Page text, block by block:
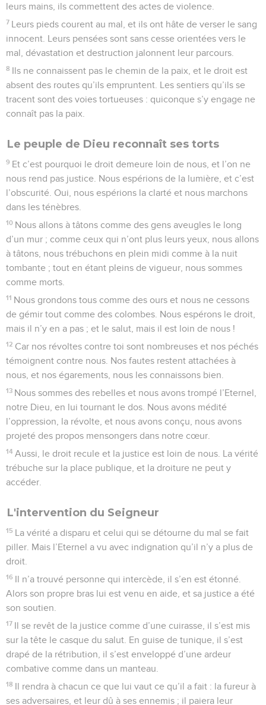
leurs mains, ils commettent des actes de violence.
7 Leurs pieds courent au mal, et ils ont hâte de verser le sang
innocent. Leurs pensées sont sans cesse orientées vers le
mal, dévastation et destruction jalonnent leur parcours.
8 Ils ne connaissent pas le chemin de la paix, et le droit est
absent des routes qu’ils empruntent. Les sentiers qu’ils se
tracent sont des voies tortueuses : quiconque s’y engage ne
connaît pas la paix.
Le peuple de Dieu reconnaît ses torts
9 Et c’est pourquoi le droit demeure loin de nous, et l’on ne
nous rend pas justice. Nous espérions de la lumière, et c’est
l’obscurité. Oui, nous espérions la clarté et nous marchons
dans les ténèbres.
10 Nous allons à tâtons comme des gens aveugles le long
d’un mur ; comme ceux qui n’ont plus leurs yeux, nous allons
à tâtons, nous trébuchons en plein midi comme à la nuit
tombante ; tout en étant pleins de vigueur, nous sommes
comme morts.
11 Nous grondons tous comme des ours et nous ne cessons
de gémir tout comme des colombes. Nous espérons le droit,
mais il n’y en a pas ; et le salut, mais il est loin de nous !
12 Car nos révoltes contre toi sont nombreuses et nos péchés
témoignent contre nous. Nos fautes restent attachées à
nous, et nos égarements, nous les connaissons bien.
13 Nous sommes des rebelles et nous avons trompé l’Eternel,
notre Dieu, en lui tournant le dos. Nous avons médité
l’oppression, la révolte, et nous avons conçu, nous avons
projeté des propos mensongers dans notre cœur.
14 Aussi, le droit recule et la justice est loin de nous. La vérité
trébuche sur la place publique, et la droiture ne peut y
accéder.
L'intervention du Seigneur
15 La vérité a disparu et celui qui se détourne du mal se fait
piller. Mais l’Eternel a vu avec indignation qu’il n’y a plus de
droit.
16 Il n’a trouvé personne qui intercède, il s’en est étonné.
Alors son propre bras lui est venu en aide, et sa justice a été
son soutien.
17 Il se revêt de la justice comme d’une cuirasse, il s’est mis
sur la tête le casque du salut. En guise de tunique, il s’est
drapé de la rétribution, il s’est enveloppé d’une ardeur
combative comme dans un manteau.
18 Il rendra à chacun ce que lui vaut ce qu’il a fait : la fureur à
ses adversaires, et leur dû à ses ennemis ; il paiera leur